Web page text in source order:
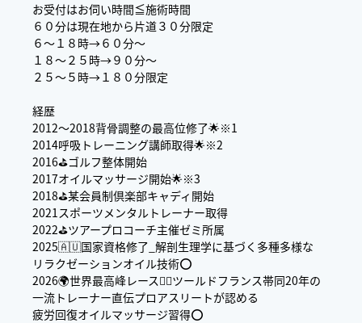
お受付はお伺い時間≦施術時間
６０分は現在地から片道３０分限定
６〜１８時→６０分〜
１８〜２５時→９０分〜
２５〜５時→１８０分限定
経歴
2012〜2018背骨調整の最高位修了🌟※1
2014呼吸トレーニング講師取得🌟※2
2016⛳️ゴルフ整体開始
2017オイルマッサージ開始🌟※3
2018⛳️某会員制倶楽部キャディ開始
2021スポーツメンタルトレーナー取得
2022⛳️ツアープロコーチ主催ゼミ所属
2025🇦🇺国家資格修了_解剖生理学に基づく多種多様な
リラクゼーションオイル技術⭕️
2026🌍世界最高峰レース🚴‍♂️ツールドフランス帯同20年の
一流トレーナー直伝プロアスリートが認める
疲労回復オイルマッサージ習得⭕️